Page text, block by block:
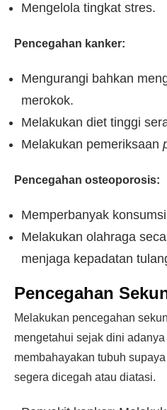
Mengelola tingkat stres.
Pencegahan kanker:
Mengurangi bahkan
merokok.
Melakukan diet tinggi
Melakukan pemeriksaan
Pencegahan osteoporosis:
Memperbanyak
Melakukan olahraga
menjaga kepadatan
Pencegahan
Melakukan pencegahan
mengetahui sejak dini
membahayakan tubuh
segera dicegah atau diatasi.